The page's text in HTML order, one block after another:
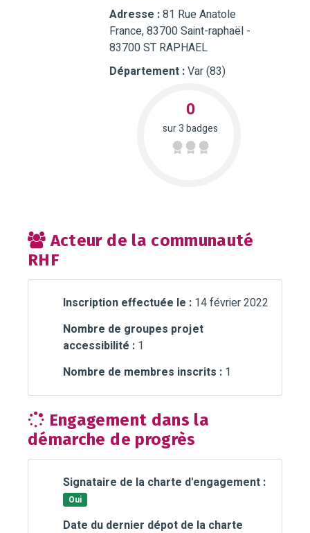
Adresse :81 Rue Anatole
France, 83700 Saint-raphaël -
83700 ST RAPHAEL
Département :Var (83)
0
sur 3 badges
Acteur de la communauté
RHF
Inscription effectuée le : 14 février 2022
Nombre de groupes projet
accessibilité : 1
Nombre de membres inscrits : 1
Engagement dans la
démarche de progrès
Signataire de la charte d'engagement :
Oui
Date du dernier dépot de la charte